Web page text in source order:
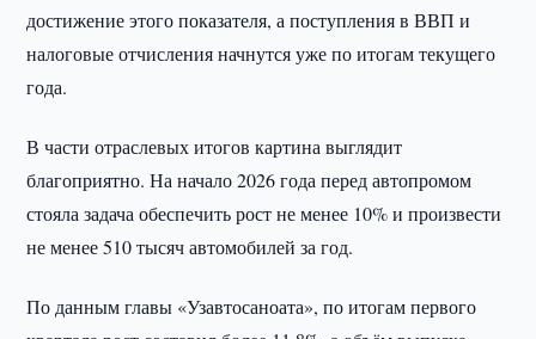
достижение этого показателя, а поступления в ВВП и
налоговые отчисления начнутся уже по итогам текущего
года.
В части отраслевых итогов картина выглядит
благоприятно. На начало 2026 года перед автопромом
стояла задача обеспечить рост не менее 10% и произвести
не менее 510 тысяч автомобилей за год.
По данным главы «Узавтосаноата», по итогам первого